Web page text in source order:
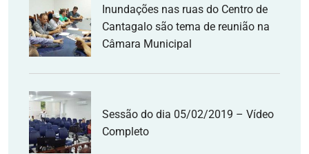
Inundações nas ruas do Centro de
Cantagalo são tema de reunião na
Câmara Municipal
Sessão do dia 05/02/2019 – Vídeo
Completo